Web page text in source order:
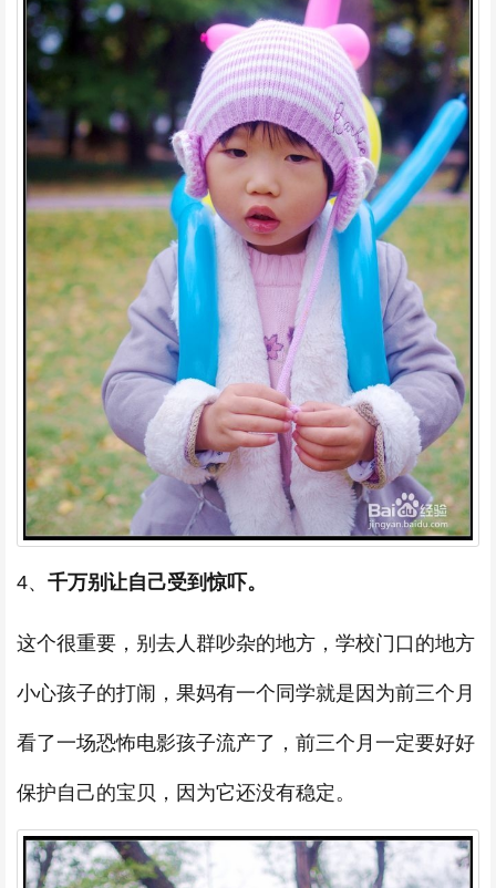
4、 千万别让自己受到惊吓。
这个很重要，别去人群吵杂的地方，学校门口的地方
小心孩子的打闹，果妈有一个同学就是因为前三个月
看了一场恐怖电影孩子流产了，前三个月一定要好好
保护自己的宝贝，因为它还没有稳定。